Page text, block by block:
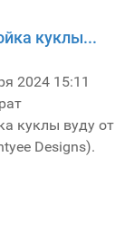
куклы...
2024 15:11
куклы вуду от
Designs).